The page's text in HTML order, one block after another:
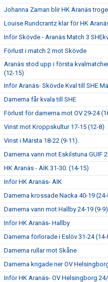
Johanna Zaman blir HK Aranäs
Louise Rundcrantz klar för HK
Inför Skövde - Aranäs Match 3
Förlust i match 2 mot Skövde
Aranäs stod upp i första
(12-15)
Inför Aranäs- Skövde Kval till SHE
Damerna får kvala till SHE
Förlust för damerna mot OV 29-24
Vinst mot Kroppskultur 17-15 (12-8)
Vinst i Märsta 18-22 (9-11).
Damerna vann mot Eskilstuna GUIF
HK Aranäs - AIK 31-30. (14-15)
Inför HK Aranäs- AIK
Damerna krossade Nacka 40-19 (24-
Damerna vann mot Hallby 24-19 (9-9)
Inför HK Aranäs- Hallby
Damerna förlorade i Eslöv 31-24 (14-
Damerna rullar mot Skåne
Damerna krigade ner OV
Inför HK Aranäs- OV Helsingborg